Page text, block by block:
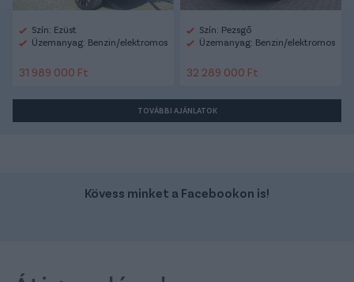
Szín: Ezüst
Üzemanyag: Benzin/elektromos
31 989 000 Ft
Szín: Pezsgő
Üzemanyag: Benzin/elektromos
32 289 000 Ft
TOVÁBBI AJÁNLATOK
Kövess minket a Facebookon is!